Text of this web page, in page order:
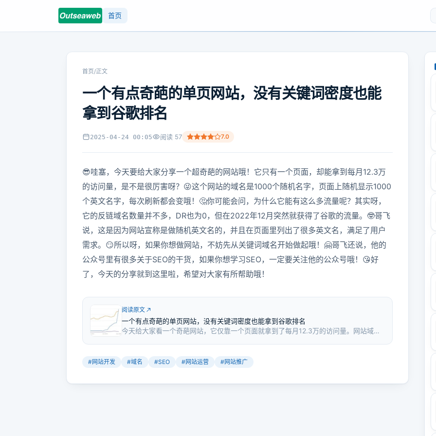
首页
首页/正文
一个有点奇葩的单页网站，没有关键词密度也能
拿到谷歌排名
2025-04-24 00:05 阅读 57 7.0
😎哇塞，今天要给大家分享一个超奇葩的网站哦！它只有一个页面，却能拿到每月12.3万
的访问量，是不是很厉害呀？😜这个网站的域名是1000个随机名字，页面上随机显示1000
个英文名字，每次刷新都会变哦！🤔你可能会问，为什么它能有这么多流量呢？其实呀，
它的反链域名数量并不多，DR也为0，但在2022年12月突然就获得了谷歌的流量。🤓哥飞
说，这是因为网站宣称是做随机英文名的，并且在页面里列出了很多英文名，满足了用户
需求。😏所以呀，如果你想做网站，不妨先从关键词域名开始做起哦！🤗哥飞还说，他的
公众号里有很多关于SEO的干货，如果你想学习SEO，一定要关注他的公众号哦！😘好
了，今天的分享就到这里啦，希望对大家有所帮助哦！
阅读原文
一个有点奇葩的单页网站，没有关键词密度也能拿到谷歌排名
今天给大家看一个奇葩网站，它仅靠一个页面就拿到了每月12.3万的访问量。网站域名
英文名的，并且在页面里列出了很多英文名，满足了用户需求。哥飞还推荐新人做网站
#网站开发 #域名 #SEO #网站运营 #网站推广